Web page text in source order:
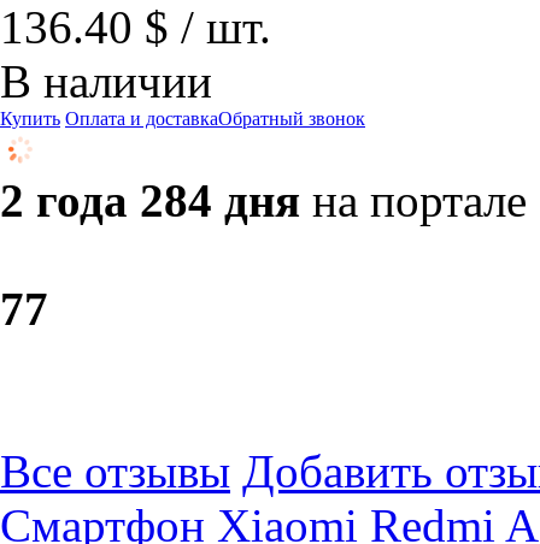
136.40 $ / шт.
В наличии
Купить Оплата и доставкаОбратный звонок
2 года 284 дня на портале
77
Все отзывы Добавить
Смартфон Xiaomi Redmi